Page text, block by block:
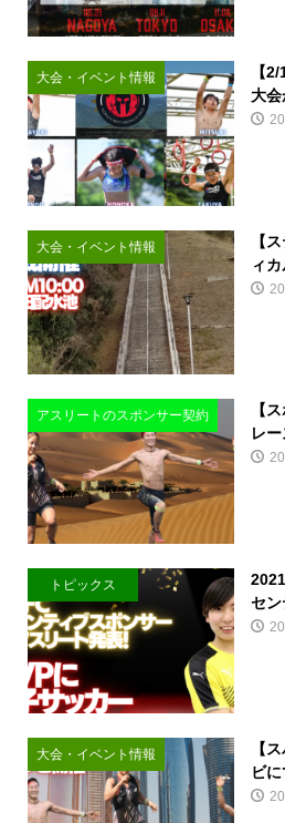
大会・イベント情報
【
大会
大会・イベント情報
【
ィ
アスリートのスポンサー契約
【
レ
トピックス
セン
大会・イベント情報
【
ビ